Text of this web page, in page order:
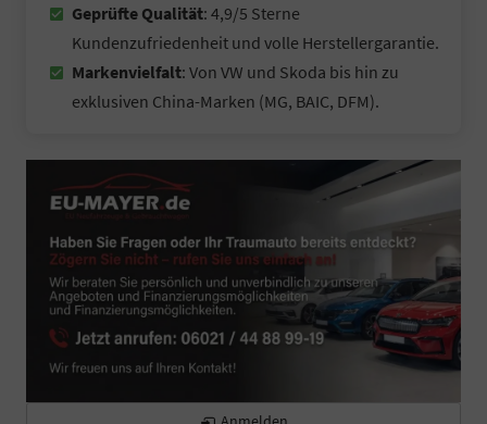
Geprüfte Qualität: 4,9/5 Sterne
Kundenzufriedenheit und volle Herstellergarantie.
Markenvielfalt: Von VW und Skoda bis hin zu
exklusiven China-Marken (MG, BAIC, DFM).